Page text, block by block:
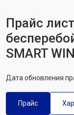
Прайс
SMART
Дата обновления
Прайс